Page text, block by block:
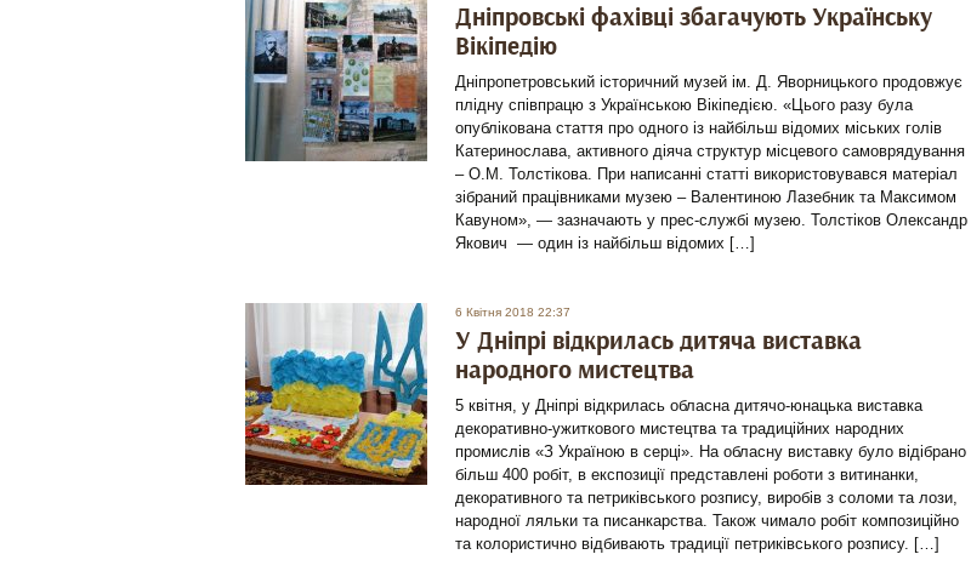
Дніпровські фахівці збагачують Українську
Вікіпедію
Дніпропетровський історичний музей ім. Д. Яворницького продовжує
плідну співпрацю з Українською Вікіпедією. «Цього разу була
опублікована стаття про одного із найбільш відомих міських голів
Катеринослава, активного діяча структур місцевого самоврядування
– О.М. Толстікова. При написанні статті використовувався матеріал
зібраний працівниками музею – Валентиною Лазебник та Максимом
Кавуном», — зазначають у прес-службі музею. Толстіков Олександр
Якович — один із найбільш відомих […]
6 Квітня 2018 22:37
У Дніпрі відкрилась дитяча виставка
народного мистецтва
5 квітня, у Дніпрі відкрилась обласна дитячо-юнацька виставка
декоративно-ужиткового мистецтва та традиційних народних
промислів «З Україною в серці». На обласну виставку було відібрано
більш 400 робіт, в експозиції представлені роботи з витинанки,
декоративного та петриківського розпису, виробів з соломи та лози,
народної ляльки та писанкарства. Також чимало робіт композиційно
та колористично відбивають традиції петриківського розпису. […]